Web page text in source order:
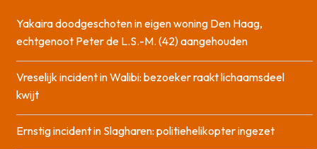
Yakaira doodgeschoten in eigen woning Den Haag,
echtgenoot Peter de L.S.-M. (42) aangehouden
Vreselijk incident in Walibi: bezoeker raakt lichaamsdeel
kwijt
Ernstig incident in Slagharen: politiehelikopter ingezet